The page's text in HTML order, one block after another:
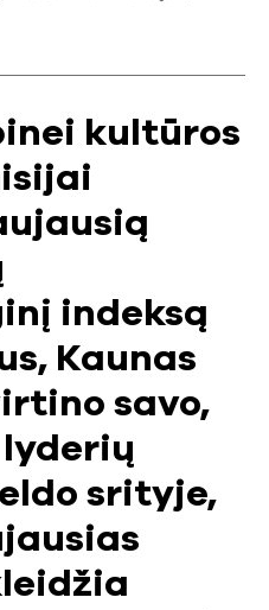
kultūros
indeksą
Kaunas
savo,
lyderių
srityje,